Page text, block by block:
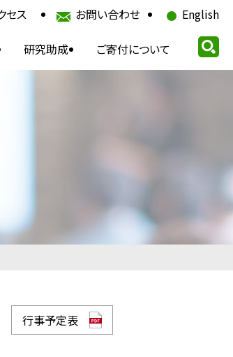
セス お問い合わせ English
研究助成 ご寄付について
行事予定表